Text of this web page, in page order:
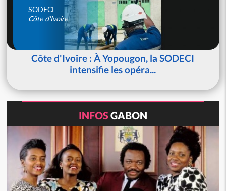
SODECI
Côte d'Ivoire
Côte d'Ivoire : À Yopougon, la SODECI
intensifie les opéra...
INFOSGABON